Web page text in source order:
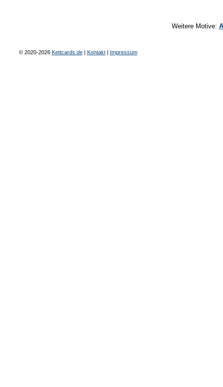
Weitere Motive:
© 2020-2026 Kettcards.de| Kontakt| Impressum